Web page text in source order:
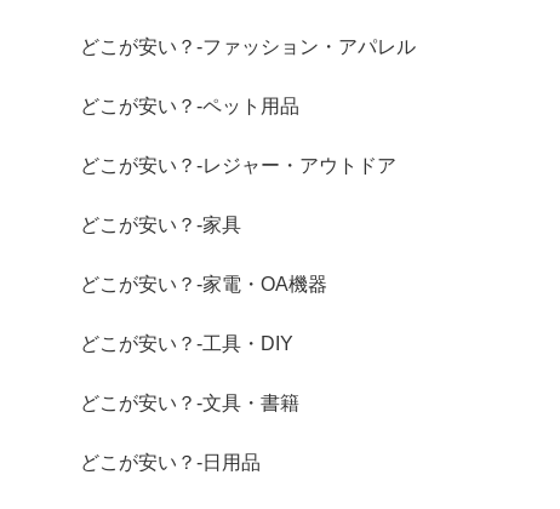
どこが安い？-ファッション・アパレル
どこが安い？-ペット用品
どこが安い？-レジャー・アウトドア
どこが安い？-家具
どこが安い？-家電・OA機器
どこが安い？-工具・DIY
どこが安い？-文具・書籍
どこが安い？-日用品